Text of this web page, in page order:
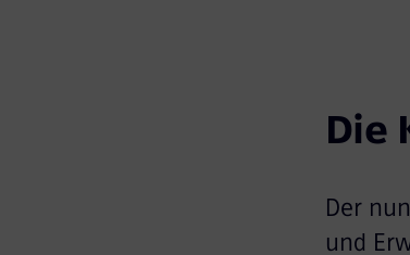
Die
Der
und